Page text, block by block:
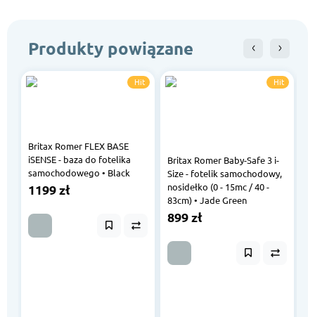
Produkty powiązane
Hit
Britax Romer FLEX BASE
iSENSE - baza do fotelika
samochodowego • Black
1199 zł
Hit
Britax Romer Baby-Safe 3 i-
Size - fotelik samochodowy,
nosidełko (0 - 15mc / 40 -
83cm) • Jade Green
899 zł